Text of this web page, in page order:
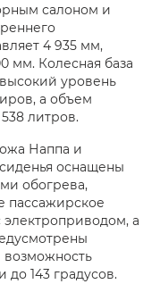
салоном и
4 935 мм,
мм. Колесная база
уровень
а объем
литров.
Наппа и
оснащены
обогрева,
пассажирское
а
возможность
до 143 градусов.